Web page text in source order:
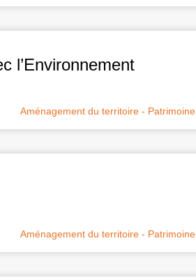
l’Environnement
Aménagement du territoire - Patrimoine
Aménagement du territoire - Patrimoine